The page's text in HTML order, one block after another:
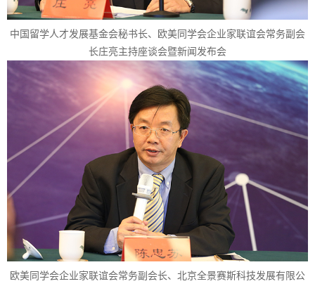
中国留学人才发展基金会秘书长、欧美同学会企业家联谊会常务副会
长庄亮主持座谈会暨新闻发布会
欧美同学会企业家联谊会常务副会长、北京全景赛斯科技发展有限公